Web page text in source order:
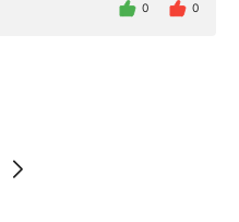
похвал. Выглядит
0 0